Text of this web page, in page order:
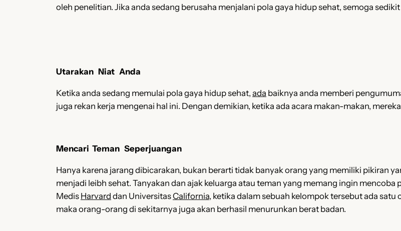
oleh penelitian. Jika anda sedang berusaha menjalani pola gaya hidup sehat, semoga
Utarakan Niat Anda
Ketika anda sedang memulai pola gaya hidup sehat, ada baiknya anda memberi
juga rekan kerja mengenai hal ini. Dengan demikian, ketika ada acara makan-makan,
Mencari Teman Seperjuangan
Hanya karena jarang dibicarakan, bukan berarti tidak banyak orang yang memiliki pikiran
menjadi leibh sehat. Tanyakan dan ajak keluarga atau teman yang memang ingin
Medis Harvard dan UniversitasCalifornia, ketika dalam sebuah kelompok tersebut ada
maka orang-orang di sekitarnya juga akan berhasil menurunkan berat badan.